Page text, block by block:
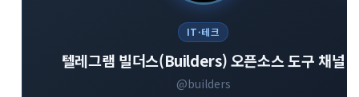
IT·테크
텔레그램 빌더스(Builders) 오픈소스 도구 채널
@builders
사이트 메뉴 이동 search close